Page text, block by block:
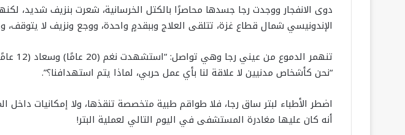
دوى الانفجار ووجدت رجا جسدها محاصرًا بالكتل الخرسانية، شعرت بنزيف
الإندونيسي شمال قطاع غزة، تتلقى العلاج وببقدمٍ واحدة، ووجع ونزيف لا
“نحن كأشخاص مدنيين لا علاقة لنا بأي عمل حربي، لماذا يتم استهدافنا؟”.
اضطر الأطباء لبتر ساق رجا، فلا طواقم طبية متخصصة تنقذها، ولا إمكانيات داخل
أنه كان عليها مغادرة المستشفى في اليوم التالي لعملية البتر!